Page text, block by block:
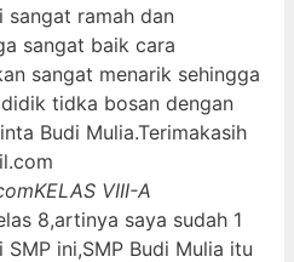
sangat ramah dan
sangat baik cara
sangat menarik sehingga
tidka bosan dengan
Budi Mulia.Terimakasih
KELAS VIII-A
8,artinya saya sudah 1
ini,SMP Budi Mulia itu